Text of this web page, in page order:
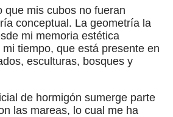
que mis cubos no fueran
conceptual. La geometría la
mi memoria estética
tiempo, que está presente en
esculturas, bosques y
de hormigón sumerge parte
las mareas, lo cual me ha